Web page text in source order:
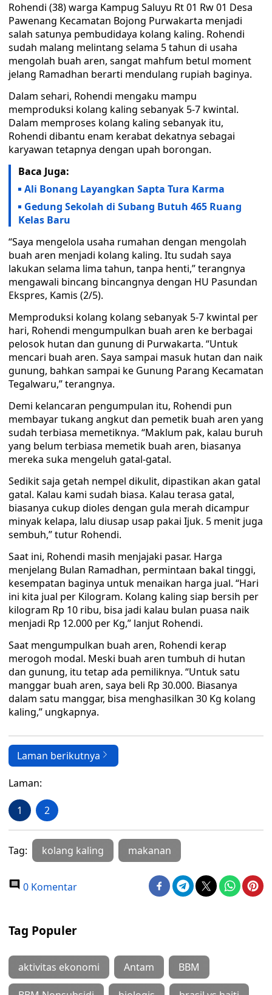
Rohendi (38) warga Kampug Saluyu Rt 01 Rw 01 Desa
Pawenang Kecamatan Bojong Purwakarta menjadi
salah satunya pembudidaya kolang kaling. Rohendi
sudah malang melintang selama 5 tahun di usaha
mengolah buah aren, sangat mahfum betul moment
jelang Ramadhan berarti mendulang rupiah baginya.
Dalam sehari, Rohendi mengaku mampu
memproduksi kolang kaling sebanyak 5-7 kwintal.
Dalam memproses kolang kaling sebanyak itu,
Rohendi dibantu enam kerabat dekatnya sebagai
karyawan tetapnya dengan upah borongan.
Baca Juga:
Ali Bonang Layangkan Sapta Tura Karma
Gedung Sekolah di Subang Butuh 465 Ruang
Kelas Baru
“Saya mengelola usaha rumahan dengan mengolah
buah aren menjadi kolang kaling. Itu sudah saya
lakukan selama lima tahun, tanpa henti,” terangnya
mengawali bincang bincangnya dengan HU Pasundan
Ekspres, Kamis (2/5).
Memproduksi kolang kolang sebanyak 5-7 kwintal per
hari, Rohendi mengumpulkan buah aren ke berbagai
pelosok hutan dan gunung di Purwakarta. “Untuk
mencari buah aren. Saya sampai masuk hutan dan naik
gunung, bahkan sampai ke Gunung Parang Kecamatan
Tegalwaru,” terangnya.
Demi kelancaran pengumpulan itu, Rohendi pun
membayar tukang angkut dan pemetik buah aren yang
sudah terbiasa memetiknya. “Maklum pak, kalau buruh
yang belum terbiasa memetik buah aren, biasanya
mereka suka mengeluh gatal-gatal.
Sedikit saja getah nempel dikulit, dipastikan akan gatal
gatal. Kalau kami sudah biasa. Kalau terasa gatal,
biasanya cukup dioles dengan gula merah dicampur
minyak kelapa, lalu diusap usap pakai Ijuk. 5 menit juga
sembuh,” tutur Rohendi.
Saat ini, Rohendi masih menjajaki pasar. Harga
menjelang Bulan Ramadhan, permintaan bakal tinggi,
kesempatan baginya untuk menaikan harga jual. “Hari
ini kita jual per Kilogram. Kolang kaling siap bersih per
kilogram Rp 10 ribu, bisa jadi kalau bulan puasa naik
menjadi Rp 12.000 per Kg,” lanjut Rohendi.
Saat mengumpulkan buah aren, Rohendi kerap
merogoh modal. Meski buah aren tumbuh di hutan
dan gunung, itu tetap ada pemiliknya. “Untuk satu
manggar buah aren, saya beli Rp 30.000. Biasanya
dalam satu manggar, bisa menghasilkan 30 Kg kolang
kaling,” ungkapnya.
Laman berikutnya
Laman:
1 2
Tag: kolang kaling makanan
0 Komentar
Tag Populer
aktivitas ekonomi Antam BBM